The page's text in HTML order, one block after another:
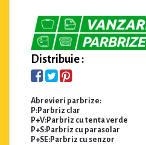
Distribuie :
Abrevieri parbrize:
P:Parbriz clar
P+V:Parbriz cu tenta verde
P+S:Parbriz cu parasolar
P+SE:Parbriz cu senzor